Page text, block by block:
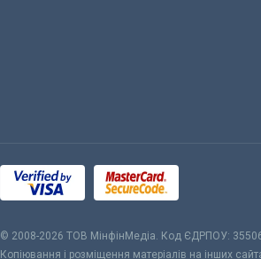
© 2008-2026 ТОВ МiнфiнМедiа. Код ЄДРПОУ:
Копіювання і розміщення матеріалів на інших